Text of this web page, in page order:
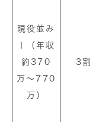
現役並み
Ⅰ（年収
約370
万〜770
万）
3割